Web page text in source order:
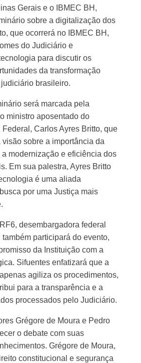
Gerais e o IBMEC BH,
sobre a digitalização dos
que ocorrerá no IBMEC BH,
do Judiciário e
para discutir os
da transformação
brasileiro.
será marcada pela
ministro aposentado do
Carlos Ayres Britto, que
sobre a importância da
modernização e eficiência dos
Em sua palestra, Ayres Britto
é uma aliada
por uma Justiça mais
desembargadora federal
participará do evento,
da Instituição com a
Sifuentes enfatizará que a
agiliza os procedimentos,
para a transparência e a
processados pelo Judiciário.
Grégore de Moura e Pedro
o debate com suas
Grégore de Moura,
constitucional e segurança